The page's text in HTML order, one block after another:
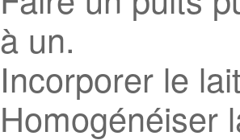
à un.
Incorporer le
Homogénéiser